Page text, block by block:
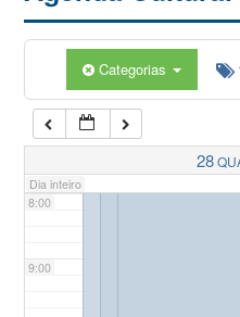
Categorias
28
Dia inteiro
5:00
7:00
8:00
9:00